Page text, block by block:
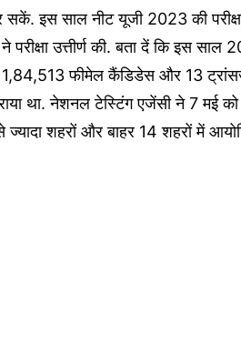
इस साल नीट यूजी 2023 की
उत्तीर्ण की. बता दें कि इस साल
फीमेल कैंडिडेस और 13
था. नेशनल टेस्टिंग एजेंसी ने 7 मई को
शहरों और बाहर 14 शहरों में